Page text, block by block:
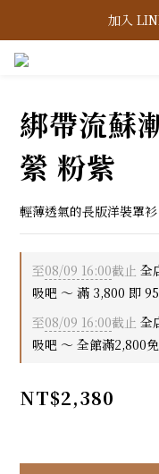
7/31-8/9 ☀️ 全館
加入
綁帶流蘇
縈 粉紫
輕薄透氣的長版洋裝罩
至08/09 16:00截止 全
吸吧 ～ 滿 3,800 即 95
至08/09 16:00截止 全
吸吧 ～ 全館滿2,800免
NT$2,380